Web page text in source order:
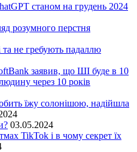
станом на грудень 2024
розумного перстня
та не гребують падаллю
заявив, що ШІ буде в 10
через 10 років
їжу солонішою, надійшла
03.05.2024
TikTok і в чому секрет їх